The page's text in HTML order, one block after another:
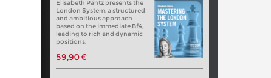
Elisabeth Pähtz presents the
London System, a structured
and ambitious approach
based on the immediate Bf4,
leading to rich and dynamic
positions.
59,90 €